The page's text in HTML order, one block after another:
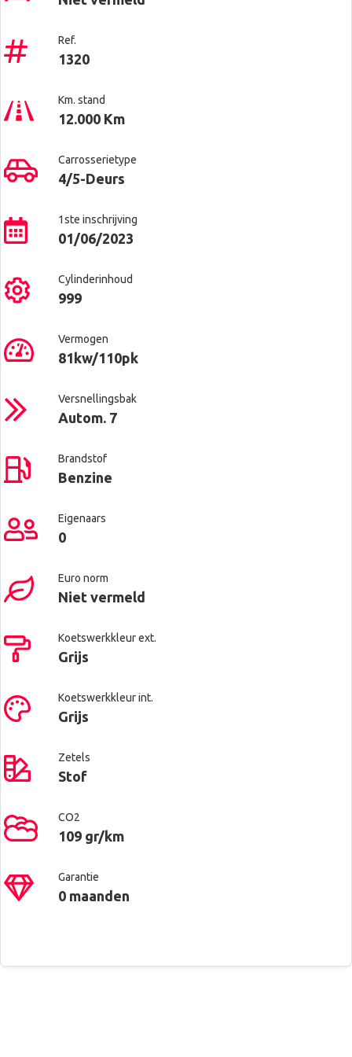
Ref.
1320
Km. stand
12.000 Km
Carrosserietype
4/5-Deurs
1ste inschrijving
01/06/2023
Cylinderinhoud
999
Vermogen
81kw/110pk
Versnellingsbak
Autom. 7
Brandstof
Benzine
Eigenaars
0
Euro norm
Niet vermeld
Koetswerkkleur ext.
Grijs
Koetswerkkleur int.
Grijs
Zetels
Stof
CO2
109 gr/km
Garantie
0 maanden